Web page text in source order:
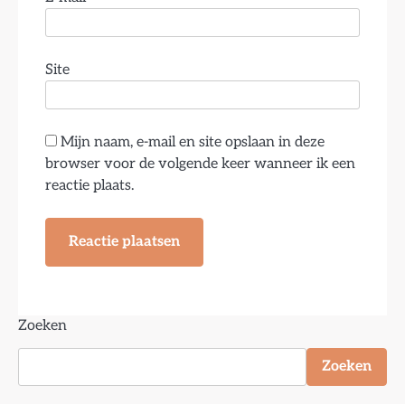
Site
Mijn naam, e-mail en site opslaan in deze
browser voor de volgende keer wanneer ik een
reactie plaats.
Zoeken
Zoeken